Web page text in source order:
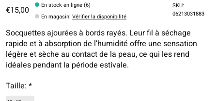
€15,00
En stock en ligne (6)
En magasin:Vérifier la disponibilité
SKU:
06213031883
Socquettes ajourées à bords rayés. Leur fil à séchage
rapide et à absorption de l’humidité offre une sensation
légère et sèche au contact de la peau, ce qui les rend
idéales pendant la période estivale.
Taille: *